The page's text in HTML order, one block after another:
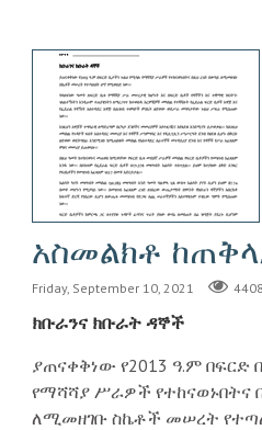
አስመልክቶ
Friday, September 10, 2021 4408
ክቡራንና ክቡራት ዳኞች
ያጠናቀቅነው የ2013 ዓ.ም በፍርድ
የማሻሻያ ሥራዎች የተከናወኑበትና
ለሚመዘገቡ ስኬቶች መሠረት